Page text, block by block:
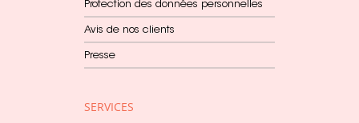
Protection des données personnelles
Avis de nos clients
Presse
SERVICES